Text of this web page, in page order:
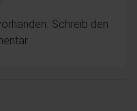
Schreib den